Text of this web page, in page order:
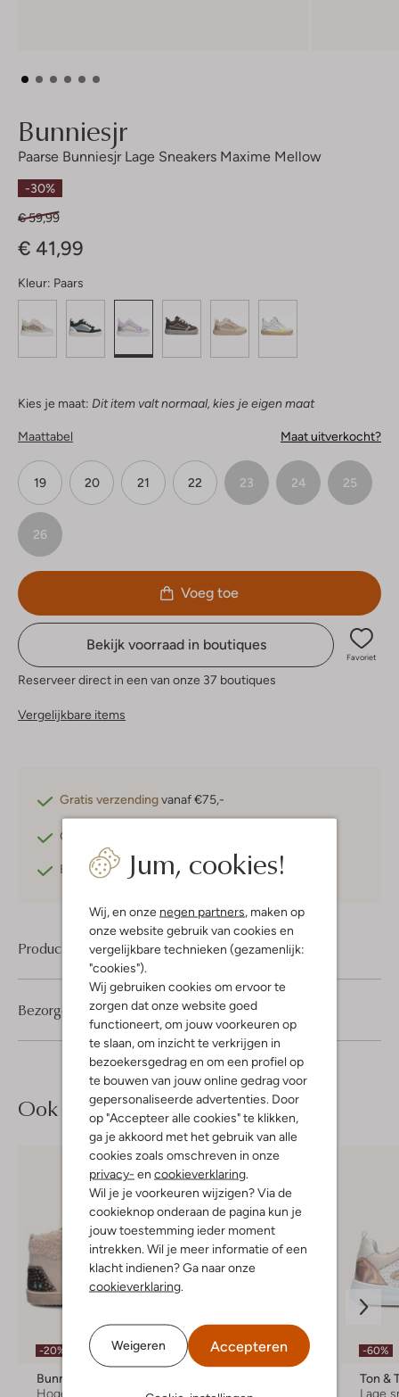
Jum, cookies!
Wij, en onze negen partners , maken op
onze website gebruik van cookies en
vergelijkbare technieken (gezamenlijk:
"cookies").
Wij gebruiken cookies om ervoor te
zorgen dat onze website goed
functioneert, om jouw voorkeuren op
te slaan, om inzicht te verkrijgen in
bezoekersgedrag en om een profiel op
te bouwen van jouw online gedrag voor
gepersonaliseerde advertenties. Door
op "Accepteer alle cookies" te klikken,
ga je akkoord met het gebruik van alle
cookies zoals omschreven in onze
privacy- en cookieverklaring
Wil je je voorkeuren wijzigen? Via de
cookieknop onderaan de pagina kun je
jouw toestemming ieder moment
intrekken. Wil je meer informatie of een
klacht indienen? Ga naar onze
cookieverklaring
Weigeren Accepteren
Bunniesjr
Paarse Bunniesjr Lage Sneakers Maxime Mellow
-30%
€ 59,99
€ 41,99
Kleur: Paars
Kies je maat: Dit item valt normaal, kies je eigen maat
Maattabel Maat uitverkocht?
19 20 21 22 23 24 25
26
Voeg toe
Bekijk voorraad in boutiques
Favoriet
Reserveer direct in een van onze 37 boutiques
Vergelijkbare items
Gratis verzendingvanaf €75,-
Gratis retourneren
Betaal achterafmet Klarna
Product informatie
Bezorgen & retourneren
Ook iets voor jou?
-20%
Bunniesjr
Hoge sneakers
-40%
Lage sneakers
-60%
Ton &
Lage